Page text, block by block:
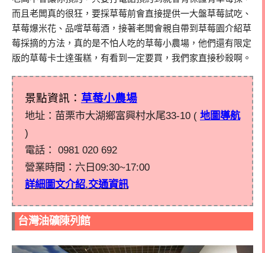
而且老闆真的很狂，要採草莓前會直接提供一大盤草莓試吃、
草莓爆米花、品嚐草莓酒，接著老闆會親自帶到草莓園介紹草
莓採摘的方法，真的是不怕人吃的草莓小農場，他們還有限定
版的草莓卡士達蛋糕，有看到一定要買，我們家直接秒殺啊。
景點資訊： 草莓小農場
地址：苗栗市大湖鄉富興村水尾33-10 ( 地圖導航
)
電話： 0981 020 692
營業時間：六日 09:30~17:00
詳細圖文介紹.交通資訊
台灣油礦陳列館